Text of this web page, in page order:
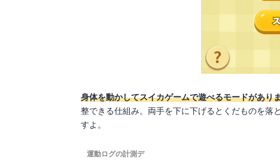
身体を動かしてスイカゲームで遊べるモードがあり
整できる仕組み。両手を下に下げるとくだものを落
すよ。
運動ログの計測デ